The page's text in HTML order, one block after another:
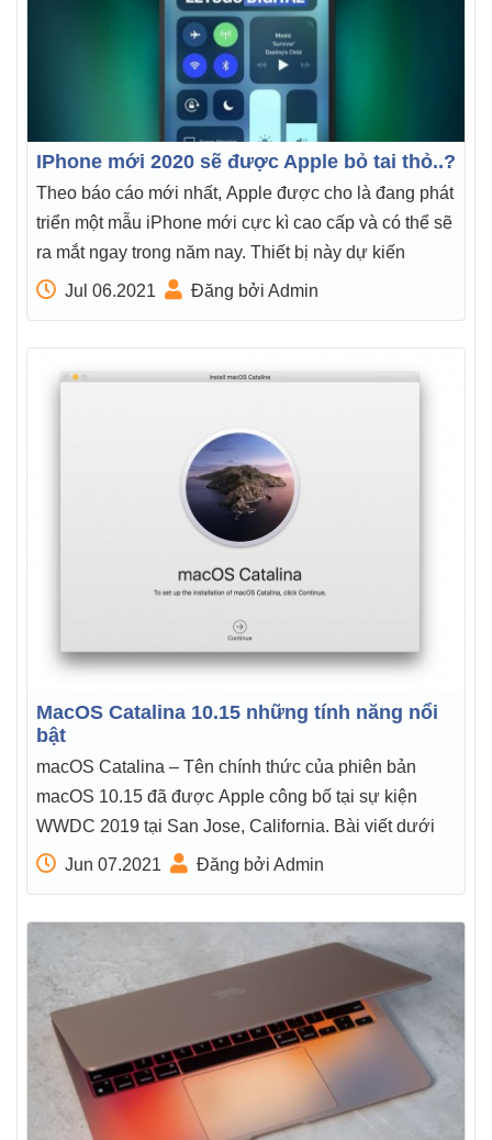
IPhone mới 2020 sẽ được Apple bỏ tai thỏ..?
Theo báo cáo mới nhất, Apple được cho là đang phát
triển một mẫu iPhone mới cực kì cao cấp và có thể sẽ
ra mắt ngay trong năm nay. Thiết bị này dự kiến
Jul 06.2021 Đăng bởi Admin
MacOS Catalina 10.15 những tính năng nổi
bật
macOS Catalina – Tên chính thức của phiên bản
macOS 10.15 đã được Apple công bố tại sự kiện
WWDC 2019 tại San Jose, California. Bài viết dưới
Jun 07.2021 Đăng bởi Admin